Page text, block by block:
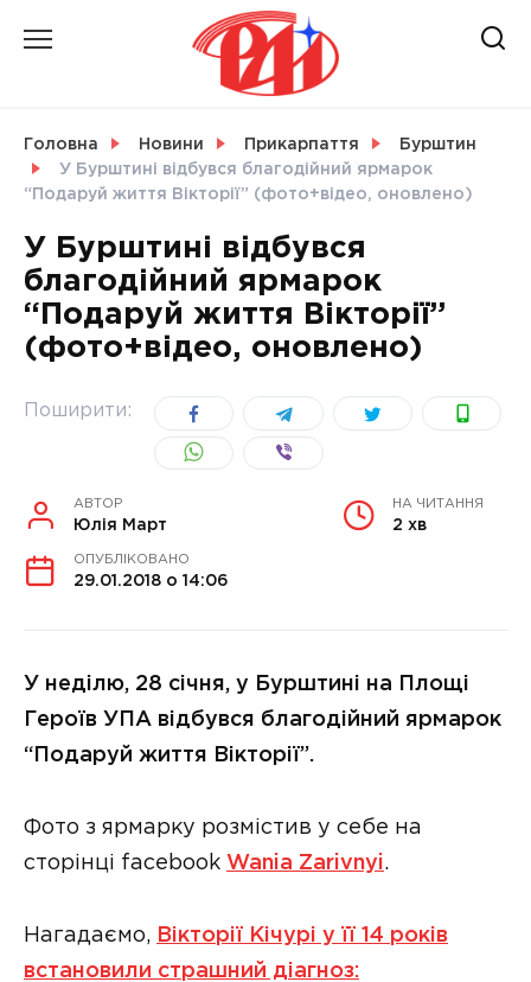
СВІТ
УКРАЇНА
Головна Новини Прикарпаття
Бурштин
У Бурштині відбувся благодійний ярмарок
“Подаруй життя Вікторії” (фото+відео, оновлено)
У Бурштині відбувся
благодійний ярмарок
“Подаруй життя Вікторії”
(фото+відео, оновлено)
Поширити:
АВТОР
Юлія Март
НА ЧИТАННЯ
2 хв
ОПУБЛІКОВАНО
29.01.2018 о 14:06
У неділю, 28 січня, у Бурштині на Площі
Героїв УПА відбувся благодійний ярмарок
“Подаруй життя Вікторії”.
Фото з ярмарку розмістив у себе на
сторінці facebook Wania Zarivnyi.
Нагадаємо, Вікторії Кічурі у її 14 років
встановили страшний діагноз: